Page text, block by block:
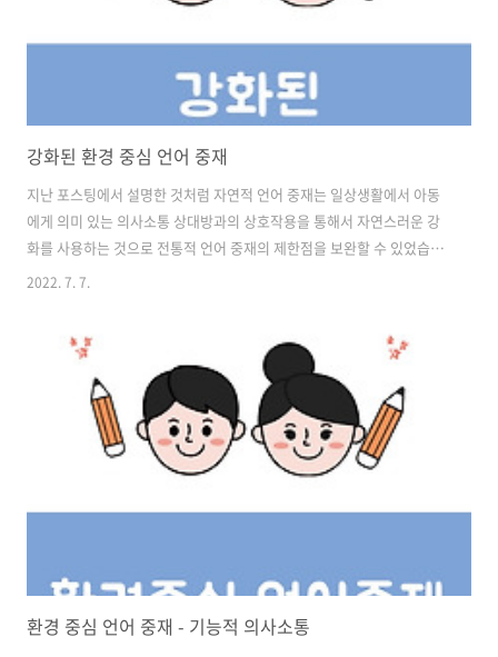
강화된 환경 중심 언어 중재
지난 포스팅에서 설명한 것처럼 자연적 언어 중재는 일상생활에서 아동
에게 의미 있는 의사소통 상대방과의 상호작용을 통해서 자연스러운 강
화를 사용하는 것으로 전통적 언어 중재의 제한점을 보완할 수 있었습니
다. 다만, 자연스러운 상황에서 진행되기 때문에 상황 예측 및 중재 시간
환경 중심 언어 중재에 대해 알아보도록 하겠습니다. 강화된 환경 중심
언어 중재 기존의 환경 중심 언어 중재의 제한점을 보완하고 더 넓은 의
미의 의사소통 능력 확장과 일반화를 위하여 개발되었으며, 아동의 언어
를 촉진하기 위해 물리적인 환경을 조정하고 아동의 의사소통 행동에 반
응적으로 상호작용을 하..
2022. 7. 7.
환경 중심 언어 중재 - 기능적 의사소통